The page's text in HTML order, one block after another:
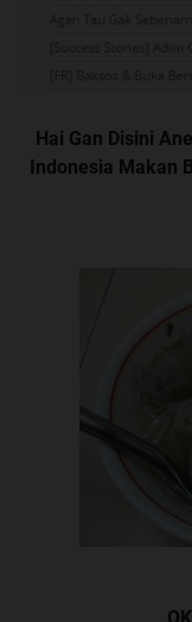
Hai Gan Disini
Indonesia Makan